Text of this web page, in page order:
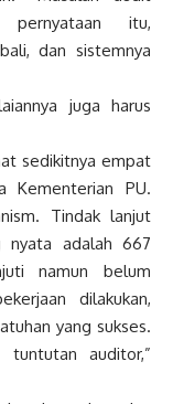
itu,
dan sistemnya
juga harus
sedikitnya empat
Kementerian PU.
Tindak lanjut
adalah 667
namun belum
dilakukan,
yang sukses.
auditor,”